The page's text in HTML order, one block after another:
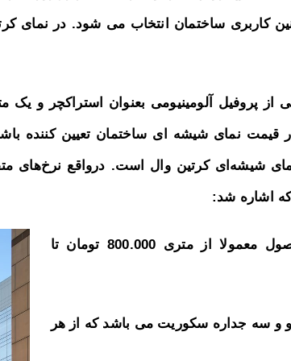
از پروفیل آلومینیومی بعنوان استراکچر و
قیمت نمای شیشه ای ساختمان تعیین کننده
نمای شیشه‌ای کرتین وال است. درواقع
اشاره شد:
پروفیل های آلومینیومی با توجه به نوع برند، کیفیت محصول معمولا از متری 800.000 تومان تا
و سه جداره سکوریت می باشد که از هر